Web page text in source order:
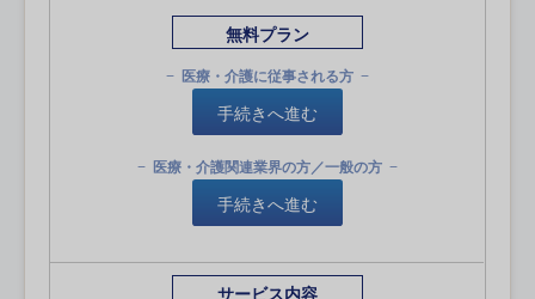
無料プラン
医療・介護に従事される方
手続きへ進む
医療・介護関連業界の方／一般の方
手続きへ進む
サービス内容